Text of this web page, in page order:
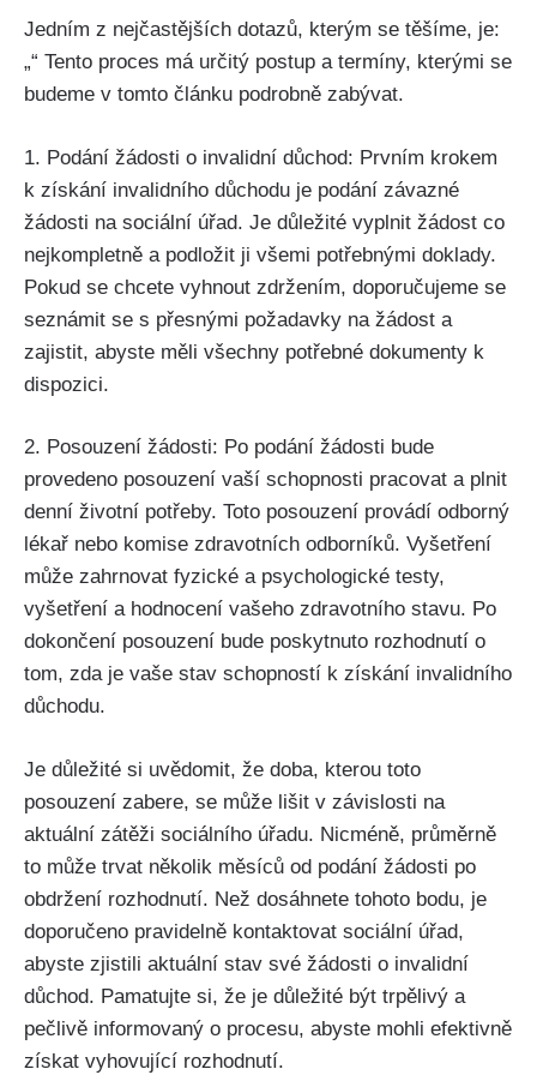
Jedním z nejčastějších dotazů, kterým se těšíme, je:
„“ Tento proces má určitý postup a termíny, kterými se
budeme v tomto článku podrobně zabývat.
1. Podání žádosti o invalidní důchod: Prvním krokem
k získání invalidního důchodu je podání závazné
žádosti na sociální úřad. Je důležité vyplnit žádost co
nejkompletně a podložit ji všemi potřebnými doklady.
Pokud se chcete vyhnout zdržením, doporučujeme se
seznámit se s přesnými požadavky na žádost a
zajistit, abyste měli všechny potřebné dokumenty k
dispozici.
2. Posouzení žádosti: Po podání žádosti bude
provedeno posouzení vaší schopnosti pracovat a plnit
denní životní potřeby. Toto posouzení provádí odborný
lékař nebo komise zdravotních odborníků. Vyšetření
může zahrnovat fyzické a psychologické testy,
vyšetření a hodnocení vašeho zdravotního stavu. Po
dokončení posouzení bude poskytnuto rozhodnutí o
tom, zda je vaše stav schopností k získání invalidního
důchodu.
Je důležité si uvědomit, že doba, kterou toto
posouzení zabere, se může lišit v závislosti na
aktuální zátěži sociálního úřadu. Nicméně, průměrně
to může trvat několik měsíců od podání žádosti po
obdržení rozhodnutí. Než dosáhnete tohoto bodu, je
doporučeno pravidelně kontaktovat sociální úřad,
abyste zjistili aktuální stav své žádosti o invalidní
důchod. Pamatujte si, že je důležité být trpělivý a
pečlivě informovaný o procesu, abyste mohli efektivně
získat vyhovující rozhodnutí.